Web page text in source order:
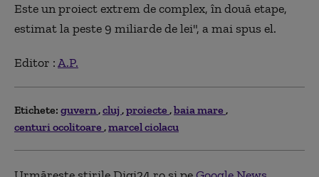
Este un proiect extrem de complex, în două etape,
estimat la peste 9 miliarde de lei", a mai spus el.
Editor :A.P.
Etichete: guvern cluj proiecte baia mare
centuri ocolitoare marcel ciolacu